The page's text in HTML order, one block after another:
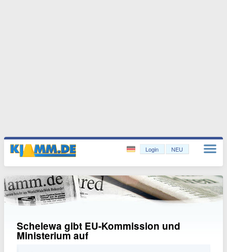
Login NEU
Schelewa gibt EU-Kommission und
Ministerium auf